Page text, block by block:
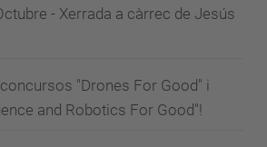
- Xerrada a càrrec de Jesús
"Drones For Good" i
and Robotics For Good"!